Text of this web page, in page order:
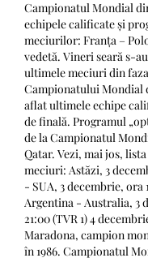
Campionatul Mondial
echipele calificate și
meciurilor: Franța –
vedetă. Vineri seară s-
ultimele meciuri din
Campionatului Mondial
aflat ultimele echipe
de finală. Programul
de la Campionatul
Qatar. Vezi, mai jos,
meciuri: Astăzi, 3
- SUA, 3 decembrie, ora
Argentina - Australia, 3
21:00 (TVR 1) 4
Maradona, campion
în 1986. Campionatul